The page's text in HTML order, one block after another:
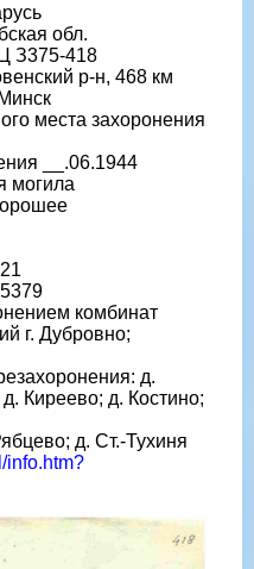
обл.
З375-418
р-н, 468 км
места захоронения
__.06.1944
могила
комбинат
г. Дубровно;
д.
Киреево; д. Костино;
д. Ст.-Тухиня
info.htm?